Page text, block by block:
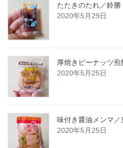
たたきのたれ／鈴勝
2020年5月29日
厚焼きピーナッツ
2020年5月25日
味付き醤油メンマ／
2020年5月25日